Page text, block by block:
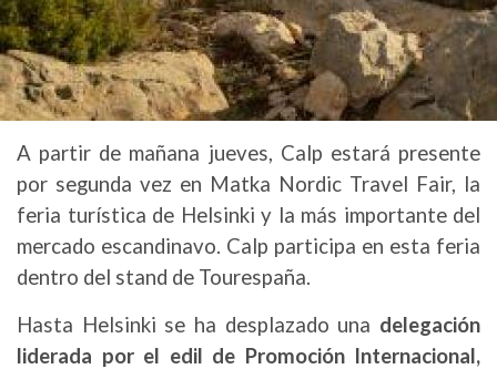
A partir de mañana jueves, Calp estará presente
por segunda vez en Matka Nordic Travel Fair, la
feria turística de Helsinki y la más importante del
mercado escandinavo. Calp participa en esta feria
dentro del stand de Tourespaña.
Hasta Helsinki se ha desplazado una delegación
liderada por el edil de Promoción Internacional,